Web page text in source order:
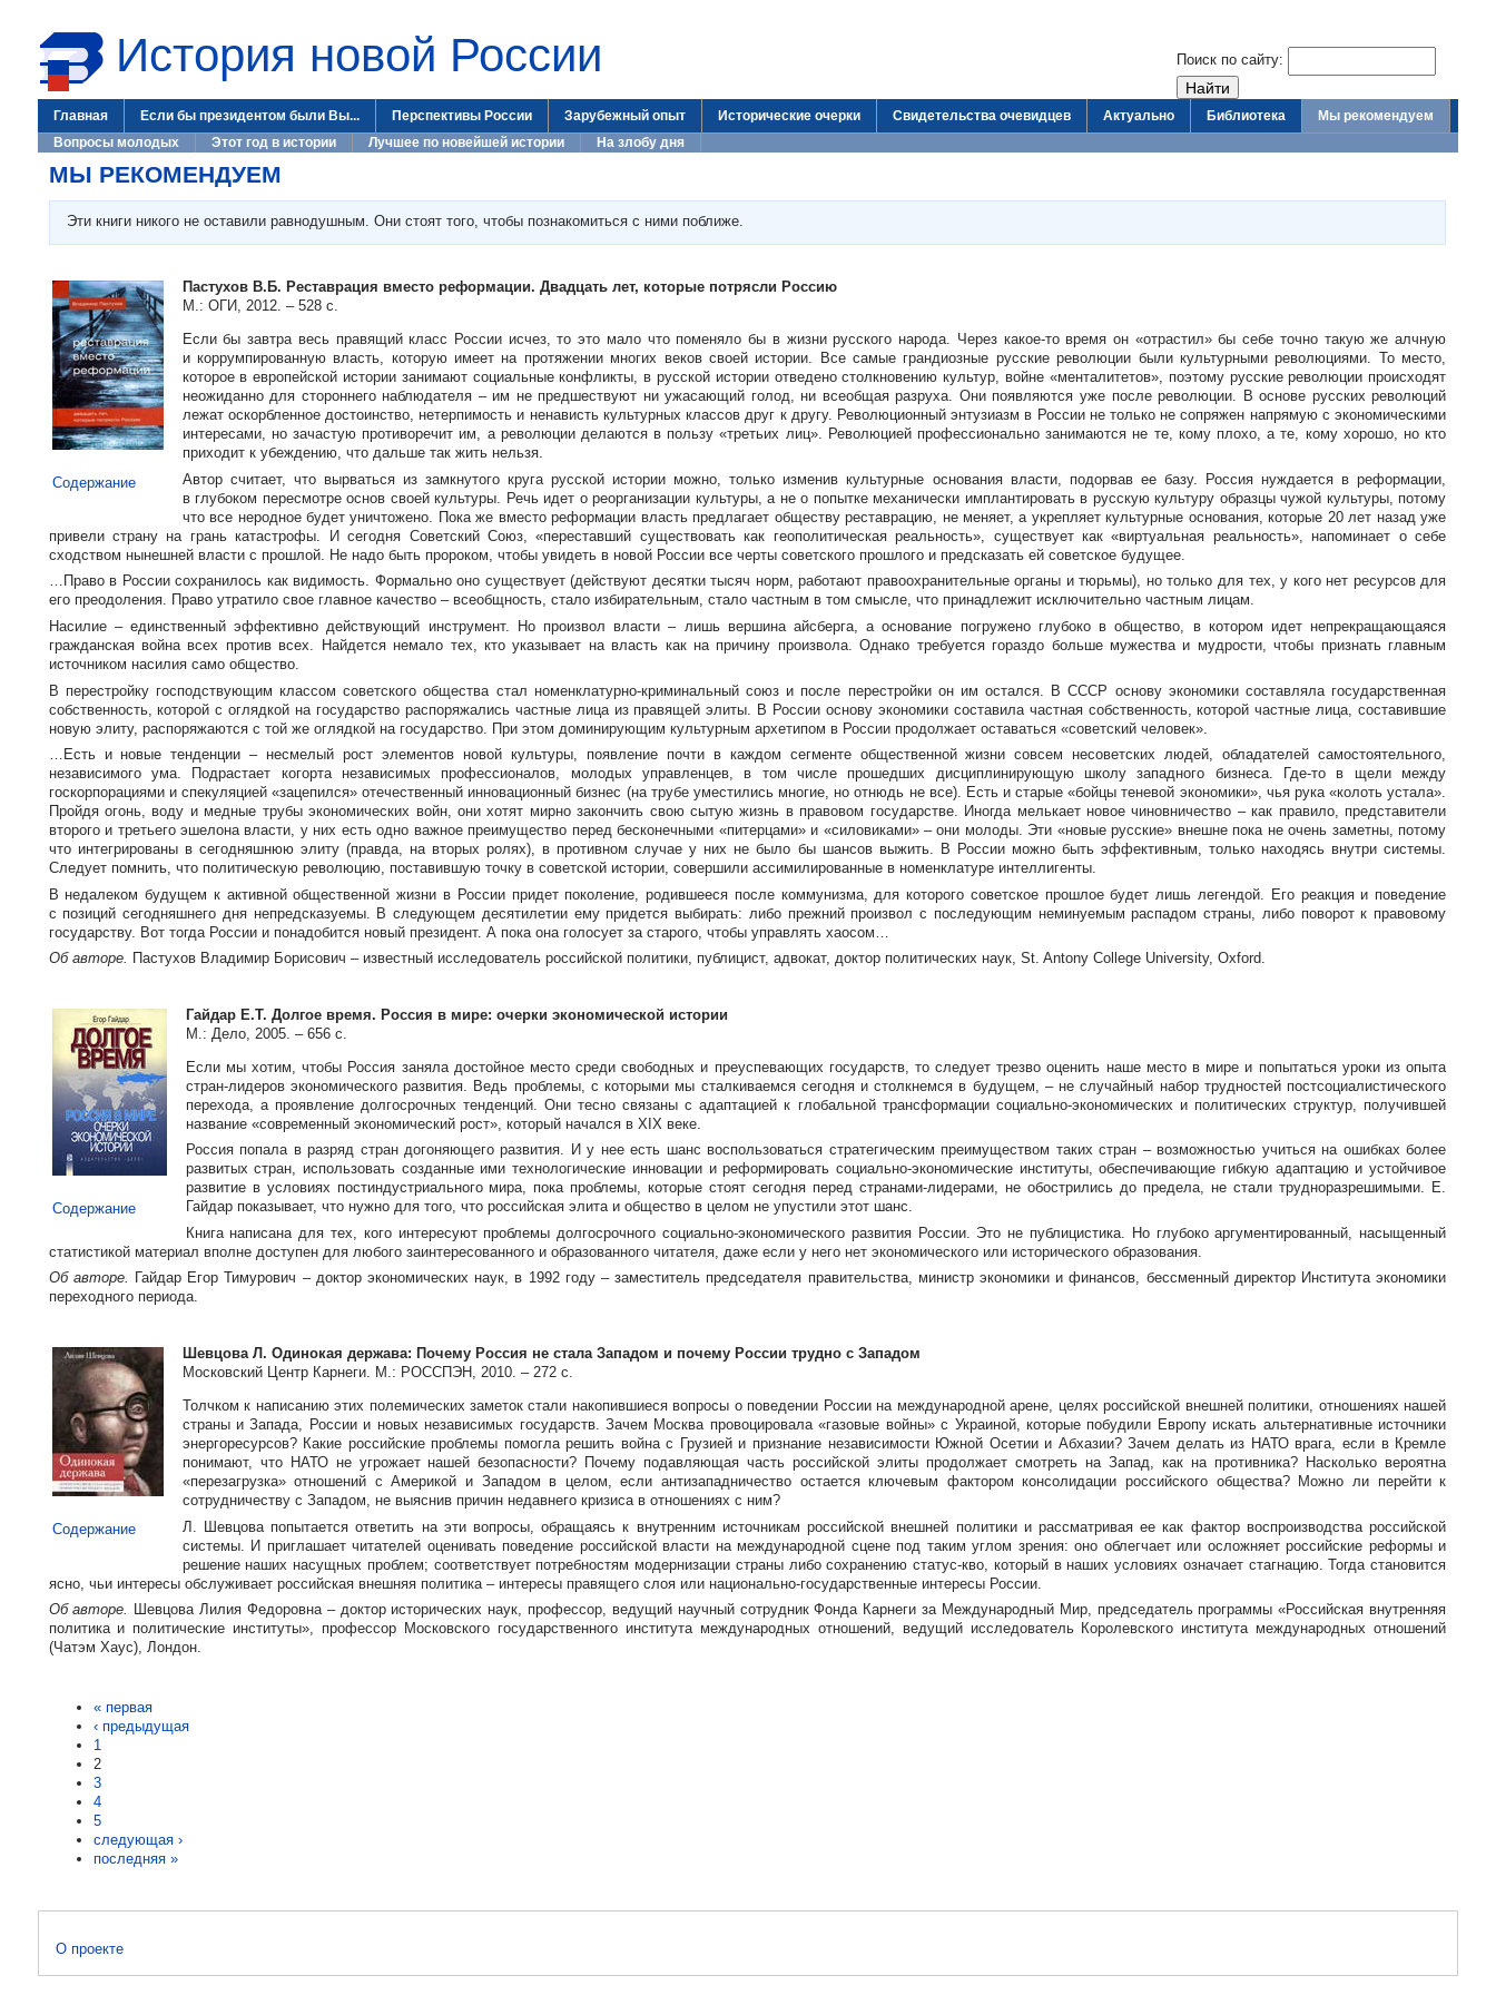
Поиск по сайту:
История новой России
Главная Если бы президентом были Вы... Перспективы России Зарубежный опыт Исторические очерки Свидетельства очевидцев Актуально Библиотека
Мы рекомендуем
Вопросы молодых
Этот год в истории Лучшее по новейшей истории На злобу дня
МЫ РЕКОМЕНДУЕМ
Эти книги никого не оставили равнодушным. Они стоят того, чтобы познакомиться с ними поближе.
Содержание
Пастухов В.Б. Реставрация вместо реформации. Двадцать лет, которые потрясли Россию
М.: ОГИ, 2012. – 528 c.
Если бы завтра весь правящий класс России исчез, то это мало что поменяло бы в жизни русского народа. Через какое-товремя он «отрастил» бы себе точно такую же алчную
и коррумпированную власть, которую имеет на протяжении многих веков своей истории. Все самые грандиозные русские революции были культурными революциями. То место,
которое в европейской истории занимают социальные конфликты, в русской истории отведено столкновению культур, войне «менталитетов», поэтому русские революции происходят
неожиданно для стороннего наблюдателя – им не предшествуют ни ужасающий голод, ни всеобщая разруха. Они появляются уже после революции. В основе русских революций
лежат оскорбленное достоинство, нетерпимость и ненависть культурных классов друг к другу. Революционный энтузиазм в России не только не сопряжен напрямую с экономическими
интересами, но зачастую противоречит им, а революции делаются в пользу «третьих лиц». Революцией профессионально занимаются не те, кому плохо, а те, кому хорошо, но кто
приходит к убеждению, что дальше так жить нельзя.
Автор считает, что вырваться из замкнутого круга русской истории можно, только изменив культурные основания власти, подорвав ее базу. Россия нуждается в реформации,
в глубоком пересмотре основ своей культуры. Речь идет о реорганизации культуры, а не о попытке механически имплантировать в русскую культуру образцы чужой культуры, потому
что все неродное будет уничтожено. Пока же вместо реформации власть предлагает обществу реставрацию, не меняет, а укрепляет культурные основания, которые 20 лет назад уже
привели страну на грань катастрофы. И сегодня Советский Союз, «переставший существовать как геополитическая реальность», существует как «виртуальная реальность», напоминает о себе
сходством нынешней власти с прошлой. Не надо быть пророком, чтобы увидеть в новой России все черты советского прошлого и предсказать ей советское будущее.
…Право в России сохранилось как видимость. Формально оно существует (действуют десятки тысяч норм, работают правоохранительные органы и тюрьмы), но только для тех, у кого нет ресурсов для
его преодоления. Право утратило свое главное качество – всеобщность, стало избирательным, стало частным в том смысле, что принадлежит исключительно частным лицам.
Насилие – единственный эффективно действующий инструмент. Но произвол власти – лишь вершина айсберга, а основание погружено глубоко в общество, в котором идет непрекращающаяся
гражданская война всех против всех. Найдется немало тех, кто указывает на власть как на причину произвола. Однако требуется гораздо больше мужества и мудрости, чтобы признать главным
источником насилия само общество.
В перестройку господствующим классом советского общества стал номенклатурно-криминальныйсоюз и после перестройки он им остался. В СССР основу экономики составляла государственная
собственность, которой с оглядкой на государство распоряжались частные лица из правящей элиты. В России основу экономики составила частная собственность, которой частные лица, составившие
новую элиту, распоряжаются с той же оглядкой на государство. При этом доминирующим культурным архетипом в России продолжает оставаться «советский человек».
…Есть и новые тенденции – несмелый рост элементов новой культуры, появление почти в каждом сегменте общественной жизни совсем несоветских людей, обладателей самостоятельного,
независимого ума. Подрастает когорта независимых профессионалов, молодых управленцев, в том числе прошедших дисциплинирующую школу западного бизнеса.
Где-то в щели между
госкорпорациями и спекуляцией «зацепился» отечественный инновационный бизнес (на трубе уместились многие, но отнюдь не все). Есть и старые «бойцы теневой экономики», чья рука «колоть устала».
Пройдя огонь, воду и медные трубы экономических войн, они хотят мирно закончить свою сытую жизнь в правовом государстве. Иногда мелькает новое чиновничество – как правило, представители
второго и третьего эшелона власти, у них есть одно важное преимущество перед бесконечными «питерцами» и «силовиками» – они молоды. Эти «новые русские» внешне пока не очень заметны, потому
что интегрированы в сегодняшнюю элиту (правда, на вторых ролях), в противном случае у них не было бы шансов выжить. В России можно быть эффективным, только находясь внутри системы.
Следует помнить, что политическую революцию, поставившую точку в советской истории, совершили ассимилированные в номенклатуре интеллигенты.
В недалеком будущем к активной общественной жизни в России придет поколение, родившееся после коммунизма, для которого советское прошлое будет лишь легендой. Его реакция и поведение
с позиций сегодняшнего дня непредсказуемы. В следующем десятилетии ему придется выбирать: либо прежний произвол с последующим неминуемым распадом страны, либо поворот к правовому
государству. Вот тогда России и понадобится новый президент. А пока она голосует за старого, чтобы управлять хаосом…
Об авторе. Пастухов Владимир Борисович – известный исследователь российской политики, публицист, адвокат, доктор политических наук, St. Antony College University, Oxford.
Содержание
Гайдар Е.Т. Долгое время. Россия в мире: очерки экономической истории
М.: Дело, 2005. – 656 с.
Если мы хотим, чтобы Россия заняла достойное место среди свободных и преуспевающих государств, то следует трезво оценить наше место в мире и попытаться уроки из опыта
стран-лидеровэкономического развития. Ведь проблемы, с которыми мы сталкиваемся сегодня и столкнемся в будущем, – не случайный набор трудностей постсоциалистического
перехода, а проявление долгосрочных тенденций. Они тесно связаны с адаптацией к глобальной трансформации социально-экономических и политических структур, получившей
название «современный экономический рост», который начался в XIX веке.
Россия попала в разряд стран догоняющего развития. И у нее есть шанс воспользоваться стратегическим преимуществом таких стран – возможностью учиться на ошибках более
развитых стран, использовать созданные ими технологические инновации и реформировать социально-экономическиеинституты, обеспечивающие гибкую адаптацию и устойчивое
развитие в условиях постиндустриального мира, пока проблемы, которые стоят сегодня передстранами-лидерами, не обострились до предела, не стали трудноразрешимыми. Е.
Гайдар показывает, что нужно для того, что российская элита и общество в целом не упустили этот шанс.
Книга написана для тех, кого интересуют проблемы долгосрочного социально-экономическогоразвития России. Это не публицистика. Но глубоко аргументированный, насыщенный
статистикой материал вполне доступен для любого заинтересованного и образованного читателя, даже если у него нет экономического или исторического образования.
Об авторе. Гайдар Егор Тимурович – доктор экономических наук, в 1992 году – заместитель председателя правительства, министр экономики и финансов, бессменный директор Института экономики
переходного периода.
Содержание
Шевцова Л. Одинокая держава: Почему Россия не стала Западом и почему России трудно с Западом
Московский Центр Карнеги. М.: РОССПЭН, 2010. – 272 с.
Толчком к написанию этих полемических заметок стали накопившиеся вопросы о поведении России на международной арене, целях российской внешней политики, отношениях нашей
страны и Запада, России и новых независимых государств. Зачем Москва провоцировала «газовые войны» с Украиной, которые побудили Европу искать альтернативные источники
энергоресурсов? Какие российские проблемы помогла решить война с Грузией и признание независимости Южной Осетии и Абхазии? Зачем делать из НАТО врага, если в Кремле
понимают, что НАТО не угрожает нашей безопасности? Почему подавляющая часть российской элиты продолжает смотреть на Запад, как на противника? Насколько вероятна
«перезагрузка» отношений с Америкой и Западом в целом, если антизападничество остается ключевым фактором консолидации российского общества? Можно ли перейти к
сотрудничеству с Западом, не выяснив причин недавнего кризиса в отношениях с ним?
Л. Шевцова попытается ответить на эти вопросы, обращаясь к внутренним источникам российской внешней политики и рассматривая ее как фактор воспроизводства российской
системы. И приглашает читателей оценивать поведение российской власти на международной сцене под таким углом зрения: оно облегчает или осложняет российские реформы и
решение наших насущных проблем; соответствует потребностям модернизации страны либо сохранению статус-кво, который в наших условиях означает стагнацию. Тогда становится
ясно, чьи интересы обслуживает российская внешняя политика – интересы правящего слоя или национально-государственные интересы России.
Об авторе. Шевцова Лилия Федоровна – доктор исторических наук, профессор, ведущий научный сотрудник Фонда Карнеги за Международный Мир, председатель программы «Российская внутренняя
политика и политические институты», профессор Московского государственного института международных отношений, ведущий исследователь Королевского института международных отношений
(Чатэм Хаус), Лондон.
« первая
‹ предыдущая
1
2
3
4
5
следующая ›
последняя »
О проекте